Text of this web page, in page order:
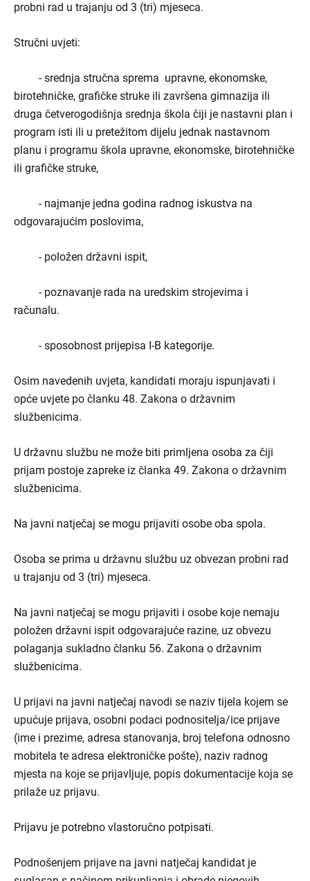
probni rad u trajanju od 3 (tri) mjeseca.
Stručni uvjeti:
- srednja stručna sprema upravne, ekonomske,
birotehničke, grafičke struke ili završena gimnazija ili
druga četverogodišnja srednja škola čiji je nastavni plan i
program isti ili u pretežitom dijelu jednak nastavnom
planu i programu škola upravne, ekonomske, birotehničke
ili grafičke struke,
- najmanje jedna godina radnog iskustva na
odgovarajućim poslovima,
- položen državni ispit,
- poznavanje rada na uredskim strojevima i
računalu.
- sposobnost prijepisa I-B kategorije.
Osim navedenih uvjeta, kandidati moraju ispunjavati i
opće uvjete po članku 48. Zakona o državnim
službenicima.
U državnu službu ne može biti primljena osoba za čiji
prijam postoje zapreke iz članka 49. Zakona o državnim
službenicima.
Na javni natječaj se mogu prijaviti osobe oba spola.
Osoba se prima u državnu službu uz obvezan probni rad
u trajanju od 3 (tri) mjeseca.
Na javni natječaj se mogu prijaviti i osobe koje nemaju
položen državni ispit odgovarajuće razine, uz obvezu
polaganja sukladno članku 56. Zakona o državnim
službenicima.
U prijavi na javni natječaj navodi se naziv tijela kojem se
upućuje prijava, osobni podaci podnositelja/ice prijave
(ime i prezime, adresa stanovanja, broj telefona odnosno
mobitela te adresa elektroničke pošte), naziv radnog
mjesta na koje se prijavljuje, popis dokumentacije koja se
prilaže uz prijavu.
Prijavu je potrebno vlastoručno potpisati.
Podnošenjem prijave na javni natječaj kandidat je